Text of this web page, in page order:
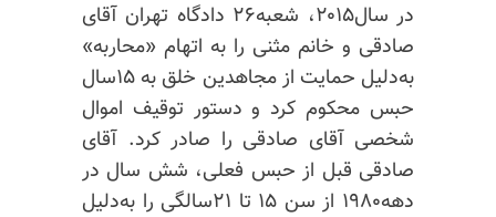
در سال۲۰۱۵، شعبه۲۶ دادگاه تهران آقای
صادقی و خانم مثنی را به اتهام «محاربه»
به‌دلیل حمایت از مجاهدین خلق به ۱۵سال
حبس محکوم کرد و دستور توقیف اموال
شخصی آقای صادقی را صادر کرد. آقای
صادقی قبل از حبس فعلی، شش سال در
دهه۱۹۸۰ از سن ۱۵ تا ۲۱سالگی را به‌دلیل